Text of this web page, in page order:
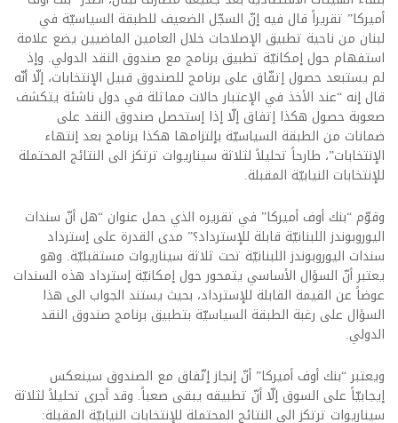
أميركا” تقريراً قال فيه إنّ السجّل الضعيف للطبقة السياسيّة في
لبنان من ناحية تطبيق الإصلاحات خلال العامين الماضيين يضع علامة
استفهام حول إمكانيّة تطبيق برنامج مع صندوق النقد الدولي. وإذ
لم يستبعد حصول إتفّاق على برنامج للصندوق قبيل الإنتخابات، إلّا أنّه
قال إنه “عند الأخذ في الإعتبار حالات مماثلة في دول ناشئة يتكشف
صعوبة حصول هكذا إتفاق إلّا إذا إستحصل صندوق النقد على
ضمانات من الطبقة السياسيّة بإلتزامها هكذا برنامج بعد إنتهاء
الإنتخابات”، طارحاً تحليلاً لثلاثة سيناريوات ترتكز الى النتائج المحتملة
للإنتخابات النيابيّة المقبلة.
وقوّم “بنك أوف أميركا” في تقريره الذي حمل عنوان “هل أنّ سندات
اليوروبوندز اللبنانيّة قابلة للإسترداد؟” مدى القدرة على إسترداد
سندات اليوروبوندز اللبنانيّة تحت ثلاثة سيناريوات مستقبليّة. وهو
يعتبر أنّ السؤال الأساسي يتمحور حول إمكانيّة إسترداد هذه السندات
عوضاً عن القيمة القابلة للإسترداد، بحيث يستند الجواب الى هذا
السؤال على رغبة الطبقة السياسيّة بتطبيق برنامج صندوق النقد
الدولي.
ويعتبر “بنك أوف أميركا” أنّ إنجاز إتّفاق مع الصندوق سينعكس
إيجابيّاً على السوق إلّا أنّ تطبيقه يبقى صعباً. وقد أجرى تحليلاً لثلاثة
سيناريوات ترتكز الى النتائج المحتملة للإنتخابات النيابيّة المقبلة: